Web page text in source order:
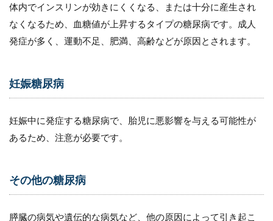
3.3
（３）
血糖自
己測定
（４）
な診察
4
の
合
体内でインスリンが効きにくくなる、または十分に産生され
なくなるため、血糖値が上昇するタイプの糖尿病です。成人
発症が多く、運動不足、肥満、高齢などが原因とされます。
妊娠糖尿病
妊娠中に発症する糖尿病で、胎児に悪影響を与える可能性が
あるため、注意が必要です。
その他の糖尿病
膵臓の病気や遺伝的な病気など、他の原因によって引き起こ